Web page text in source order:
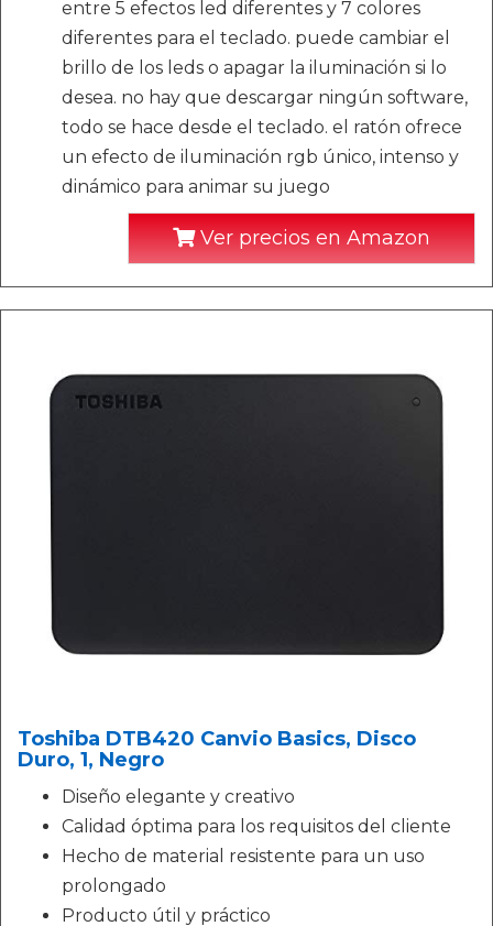
entre 5 efectos led diferentes y 7 colores
diferentes para el teclado. puede cambiar el
brillo de los leds o apagar la iluminación si lo
desea. no hay que descargar ningún software,
todo se hace desde el teclado. el ratón ofrece
un efecto de iluminación rgb único, intenso y
dinámico para animar su juego
Ver precios en Amazon
Toshiba DTB420 Canvio Basics, Disco
Duro, 1, Negro
Diseño elegante y creativo
Calidad óptima para los requisitos del cliente
Hecho de material resistente para un uso
prolongado
Producto útil y práctico